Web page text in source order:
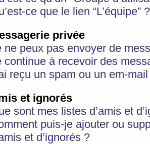
ce que le lien “L’équipe” ?
privée
ne peux pas envoyer de
continue à recevoir des
reçu un spam ou un em-
et ignorés
sont mes listes d’amis et
puis-je ajouter ou
et d’ignorés ?